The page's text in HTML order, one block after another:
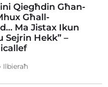
Qiegħdin Għan-
Għall-
Ma Jistax Ikun
Sejrin Hekk” –
Ilbieraħ